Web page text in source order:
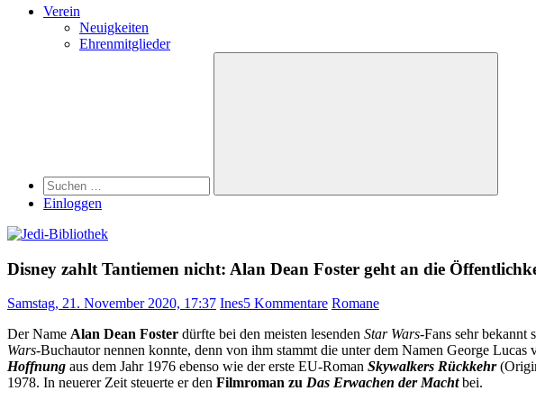
Verein
Neuigkeiten
Ehrenmitglieder
Suchen
Einloggen
Disney zahlt Tantiemen nicht: Alan Dean Foster geht an die
Samstag, 21. November 2020, 17:37 Ines5 Kommentare Romane
Der Name Alan Dean Foster dürfte bei den meisten lesenden Star Wars-Fans sehr bekannt
Wars-Buchautor nennen konnte, denn von ihm stammt die unter dem Namen George Lucas
Hoffnung aus dem Jahr 1976 ebenso wie der erste EU-Roman Skywalkers Rückkehr
1978. In neuerer Zeit steuerte er den Filmroman zu Das Erwachen der Machtbei.